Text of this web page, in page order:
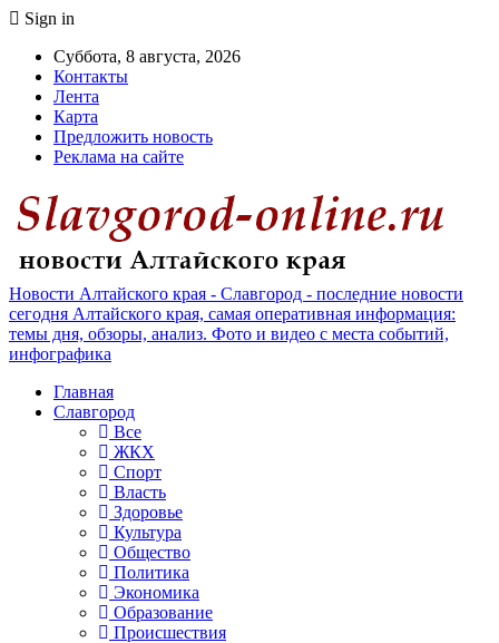
Sign in
Суббота, 8 августа, 2026
Контакты
Лента
Карта
Предложить новость
Реклама на сайте
Новости Алтайского края - Славгород - последние новости
сегодня Алтайского края, самая оперативная информация:
темы дня, обзоры, анализ. Фото и видео с места событий,
инфографика
Главная
Славгород
Все
ЖКХ
Спорт
Власть
Здоровье
Культура
Общество
Политика
Экономика
Образование
Происшествия